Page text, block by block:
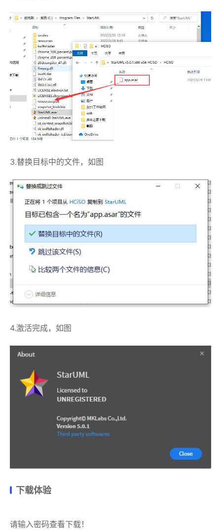
3.替换目标中的文件，如图
4.激活完成，如图
下载体验
请输入密码查看下载！